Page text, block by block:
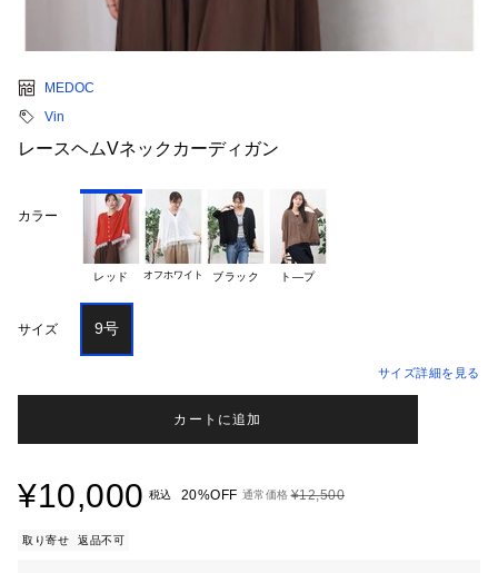
MEDOC
Vin
レースヘムVネックカーディガン
カラー
レッド オフホワイト ブラック ト―プ
サイズ 9号
サイズ詳細を見る
カートに追加
¥10,000 税込 20%OFF 通常価格 ¥12,500
取り寄せ 返品不可